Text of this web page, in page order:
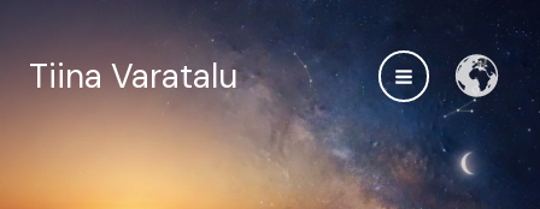
contentTiina Varatalu